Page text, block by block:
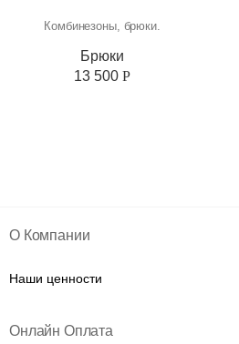
Комбинезоны, брюки.
Брюки
13 500 Р
О Компании
Наши ценности
Онлайн Оплата